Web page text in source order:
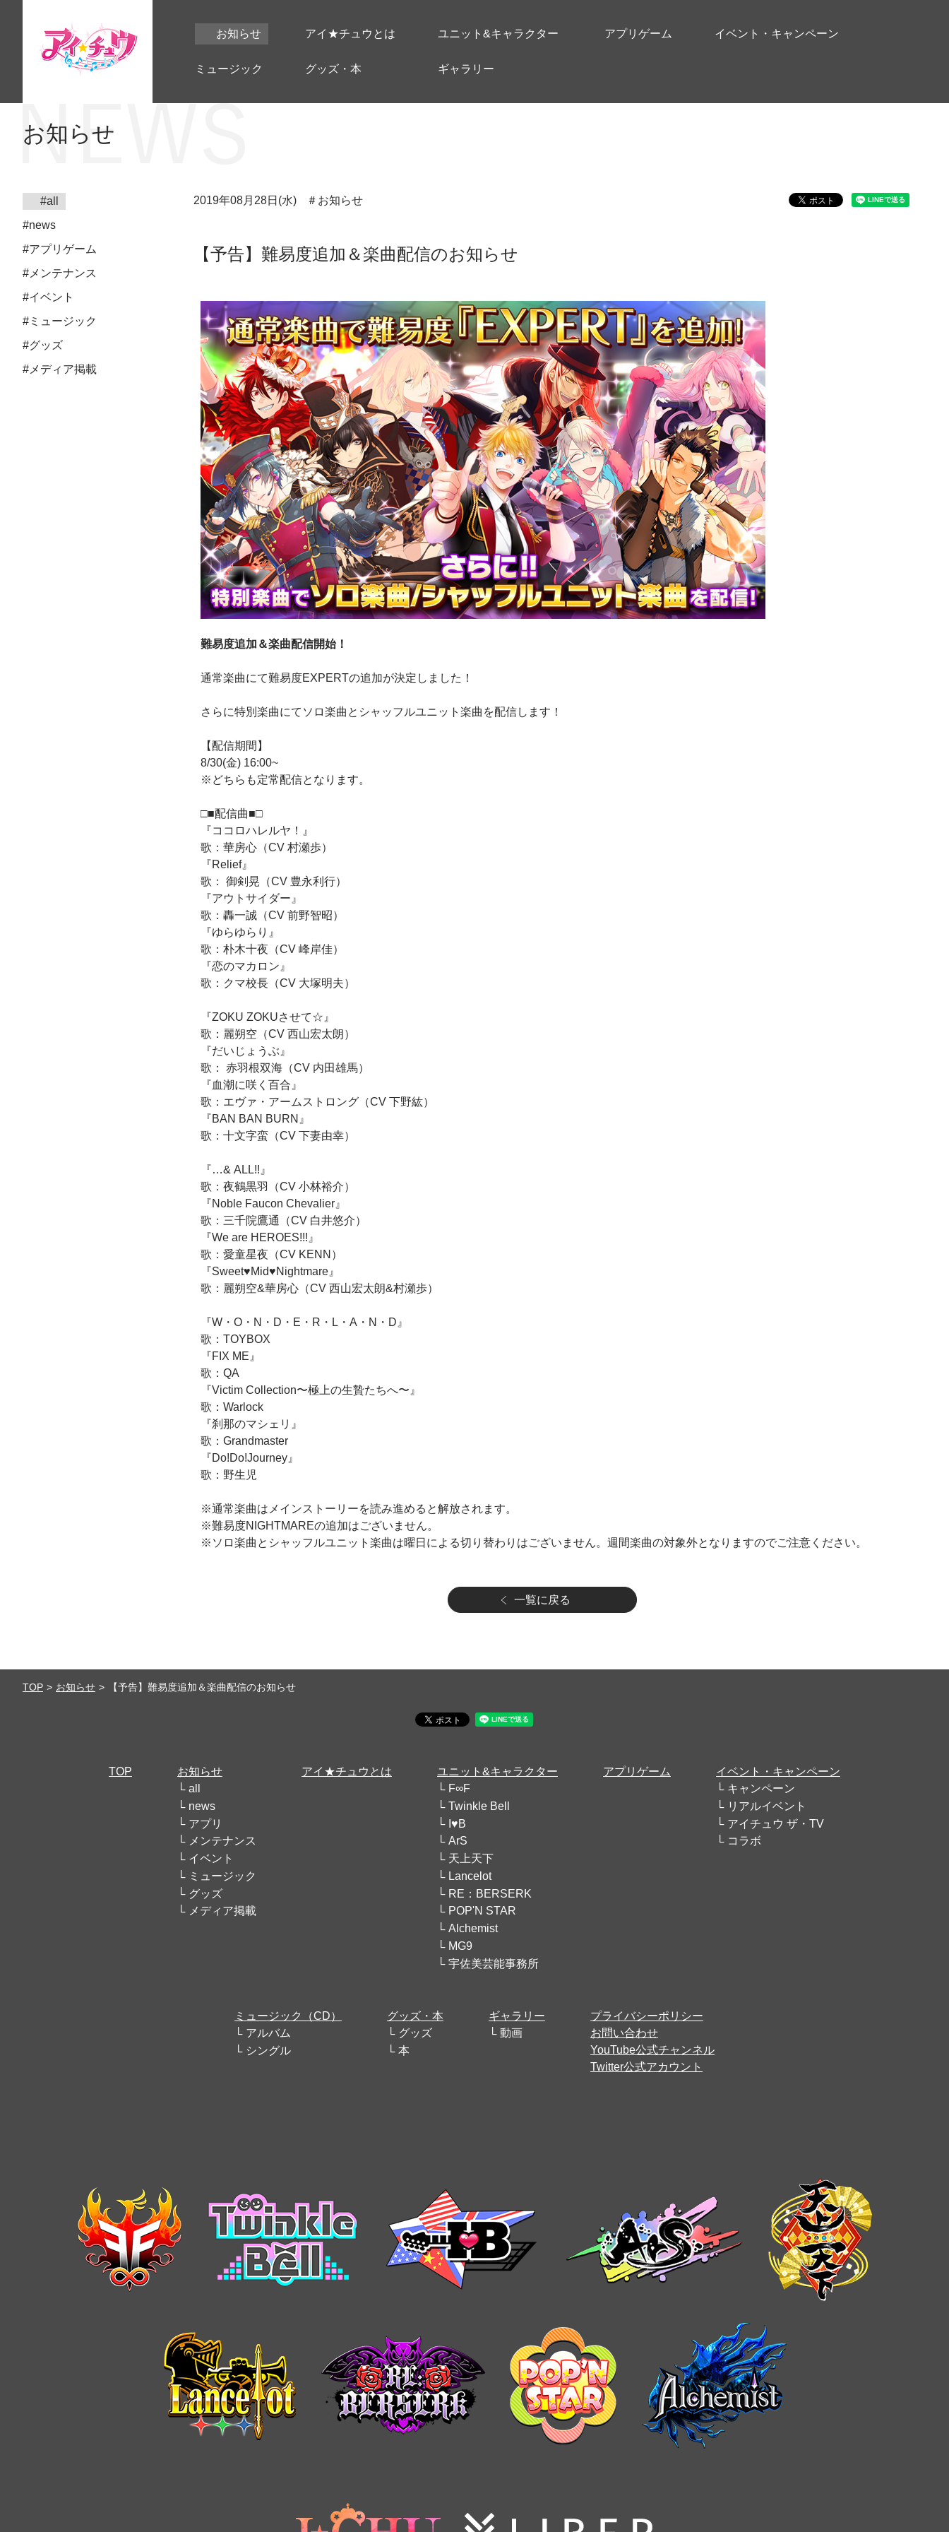
お知らせ アイ★チュウとは ユニット&キャラクター アプリゲーム イベント・キャンペーン
ミュージック グッズ・本 ギャラリー
お知らせ
#all
#news
#アプリゲーム
#メンテナンス
#イベント
#ミュージック
#グッズ
#メディア掲載
2019年08月28日(水) ＃お知らせ
【予告】難易度追加＆楽曲配信のお知らせ
難易度追加＆楽曲配信開始！
通常楽曲にて難易度EXPERTの追加が決定しました！
さらに特別楽曲にてソロ楽曲とシャッフルユニット楽曲を配信します！
【配信期間】
8/30(金) 16:00~
※どちらも定常配信となります。
□■配信曲■□
『ココロハレルヤ！』
歌：華房心（CV 村瀬歩）
『Relief』
歌： 御剣晃（CV 豊永利行）
『アウトサイダー』
歌：轟一誠（CV 前野智昭）
『ゆらゆらり』
歌：朴木十夜（CV 峰岸佳）
『恋のマカロン』
歌：クマ校長（CV 大塚明夫）
『ZOKU ZOKUさせて☆』
歌：麗朔空（CV 西山宏太朗）
『だいじょうぶ』
歌： 赤羽根双海（CV 内田雄馬）
『血潮に咲く百合』
歌：エヴァ・アームストロング（CV 下野紘）
『BAN BAN BURN』
歌：十文字蛮（CV 下妻由幸）
『…& ALL!!』
歌：夜鶴黒羽（CV 小林裕介）
『Noble Faucon Chevalier』
歌：三千院鷹通（CV 白井悠介）
『We are HEROES!!!』
歌：愛童星夜（CV KENN）
『Sweet♥Mid♥Nightmare』
歌：麗朔空&華房心（CV 西山宏太朗&村瀬歩）
『W・O・N・D・E・R・L・A・N・D』
歌：TOYBOX
『FIX ME』
歌：QA
『Victim Collection〜極上の生贄たちへ〜』
歌：Warlock
『刹那のマシェリ』
歌：Grandmaster
『Do!Do!Journey』
歌：野生児
※通常楽曲はメインストーリーを読み進めると解放されます。
※難易度NIGHTMAREの追加はございません。
※ソロ楽曲とシャッフルユニット楽曲は曜日による切り替わりはございません。週間楽曲の対象外となりますのでご注意ください。
一覧に戻る
TOP お知らせ 【予告】難易度追加＆楽曲配信のお知らせ
TOP
お知らせ
all
news
アプリ
メンテナンス
イベント
ミュージック
グッズ
メディア掲載
アイ★チュウとは
ユニット&キャラクター
F∞F
Twinkle Bell
I♥B
ArS
天上天下
Lancelot
RE：BERSERK
POP'N STAR
Alchemist
MG9
宇佐美芸能事務所
アプリゲーム
イベント・キャンペーン
キャンペーン
リアルイベント
アイチュウ ザ・TV
コラボ
ミュージック（CD）
アルバム
シングル
グッズ・本
グッズ
本
ギャラリー
動画
プライバシーポリシー
お問い合わせ
YouTube公式チャンネル
Twitter公式アカウント